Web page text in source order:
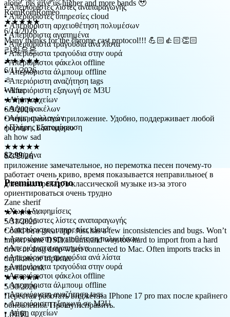
★★★★★
6/14/2026
Many thanks for the chrome cast protocol!!! 💪🏻👍🏻👏🏻
리화유온
★★★★★
6/11/2026
ㅎ
Wilfuc
★★★★★
6/9/2026
Очень нравится приложение. Удобно, поддерживает любой
формат . Благодарю
ah how sad
★★★★★
6/3/2026
приложение замечательное, но перемотка песен почему-то
работает очень криво, время показывается неправильное( в
длинных треках, в классической музыке из-за этого
ориентироваться очень трудно
Zane sherif
★★★★☆
5/31/2026
Could be a great app. Just has a few inconsistencies and bugs. Won’t
import some DSD albums and way too hard to import from a hard
drive or drag drop when connected to Mac. Often imports tracks in
duplicate or triplicate.
gavrilovkrsk
★★★★★
5/30/2026
Перестал работать виджет на IPhone 17 pro max после крайнего
обновления. Прошу исправить.
Li疾风
★★★★☆
• Απεριόριστες λίστες αναπαραγωγής
• Απεριόριστες υπηρεσίες cloud
• Απεριόριστη αρχειοθέτηση πολυμέσων
• Απεριόριστα αγαπημένα
• Απεριόριστα τραγούδια ανά λίστα
• Απεριόριστα τραγούδια στην ουρά
• Απεριόριστοι φάκελοι offline
• Απεριόριστα άλμπουμ offline
• Απεριόριστη αναζήτηση tags
• Απεριόριστη εξαγωγή σε M3U
• Λήψη αρχείων
• Λήψη φακέλων
• Λήψη συλλογών
• Πλήρης εξατομίκευση
$2.99/μήνα
Premium ετήσιο
• Χωρίς διαφημίσεις
• Απεριόριστες λίστες αναπαραγωγής
• Απεριόριστες υπηρεσίες cloud
• Απεριόριστη αρχειοθέτηση πολυμέσων
• Απεριόριστα αγαπημένα
• Απεριόριστα τραγούδια ανά λίστα
• Απεριόριστα τραγούδια στην ουρά
• Απεριόριστοι φάκελοι offline
• Απεριόριστα άλμπουμ offline
• Απεριόριστη αναζήτηση tags
• Απεριόριστη εξαγωγή σε M3U
• Λήψη αρχείων